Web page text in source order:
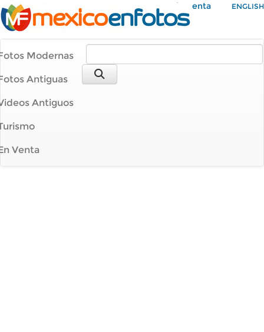
Mi Cuenta ENGLISH
Modernas
Antiguas
Antiguos
Venta